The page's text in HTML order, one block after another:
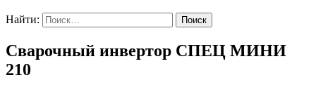
Найти:
Сварочный инвертор СПЕЦ МИНИ
210